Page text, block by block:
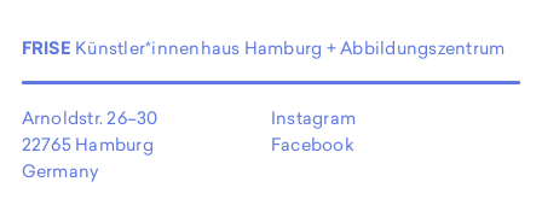
Frise e.G.
EN
FRISE Künstler*innenhaus Hamburg + Abbildungszentrum
Arnoldstr. 26–30
22765 Hamburg
Germany
Instagram
Facebook